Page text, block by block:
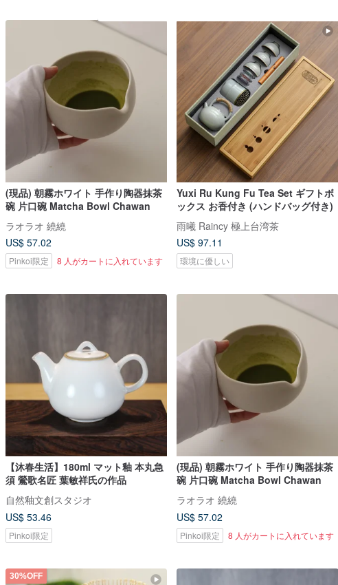
(現品) 朝霧ホワイト 手作り陶器抹茶
碗 片口碗 Matcha Bowl Chawan
ラオラオ 繞繞
US$ 57.02
Pinkoi限定 8 人がカートに入れています
Yuxi Ru Kung Fu Tea Set ギフトボ
ックス お香付き (ハンドバッグ付き)
雨曦 Raincy 極上台湾茶
US$ 97.11
環境に優しい
【沐春生活】180ml マット釉 本丸急
須 鶯歌名匠 葉敏祥氏の作品
自然釉文創スタジオ
US$ 53.46
Pinkoi限定
(現品) 朝霧ホワイト 手作り陶器抹茶
碗 片口碗 Matcha Bowl Chawan
ラオラオ 繞繞
US$ 57.02
Pinkoi限定 8 人がカートに入れています
30%OFF